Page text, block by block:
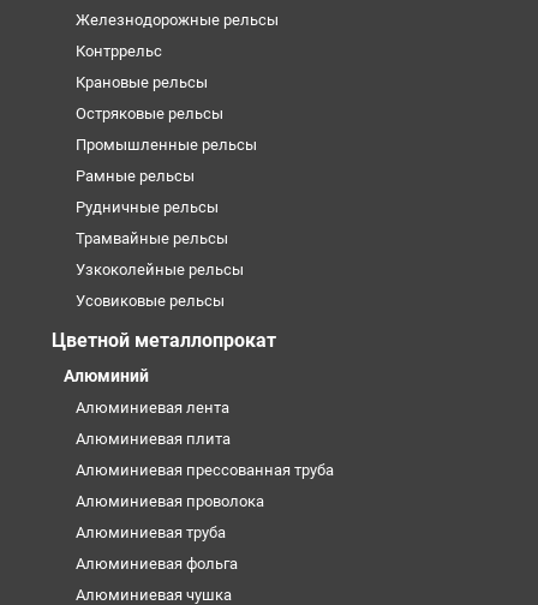
Железнодорожные рельсы
Контррельс
Крановые рельсы
Остряковые рельсы
Промышленные рельсы
Рамные рельсы
Рудничные рельсы
Трамвайные рельсы
Узкоколейные рельсы
Усовиковые рельсы
Цветной металлопрокат
Алюминий
Алюминиевая лента
Алюминиевая плита
Алюминиевая прессованная труба
Алюминиевая проволока
Алюминиевая труба
Алюминиевая фольга
Алюминиевая чушка